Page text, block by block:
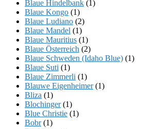
Blaue Hindelbank (1)
Blaue Kongo (1)
Blaue Ludiano (2)
Blaue Mandel (1)
Blaue Mauritius (1)
Blaue Österreich (2)
Blaue Schweden (Idaho Blue) (1)
Blaue Suti (1)
Blaue Zimmerli (1)
Blauwe Eigenheimer(1)
Bliza (1)
Blochinger(1)
Blue Christie (1)
Bobr(1)